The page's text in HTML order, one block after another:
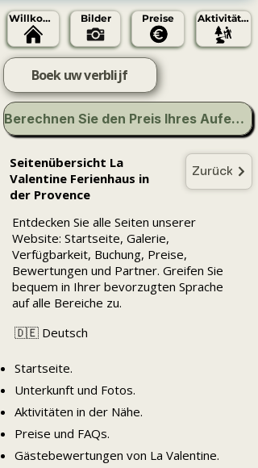
Willkommen Bilder Preise Aktivitäten
Boek uw verblijf
Berechnen Sie den Preis Ihres Aufenthalts
Seitenübersicht La
Valentine Ferienhaus in
der Provence
Zurück
Entdecken Sie alle Seiten unserer
Website: Startseite, Galerie,
Verfügbarkeit, Buchung, Preise,
Bewertungen und Partner. Greifen Sie
bequem in Ihrer bevorzugten Sprache
auf alle Bereiche zu.
​🇩🇪 Deutsch
Startseite.
Unterkunft und Fotos.
Aktivitäten in der Nähe.
Preise und FAQs.
Gästebewertungen von La Valentine.